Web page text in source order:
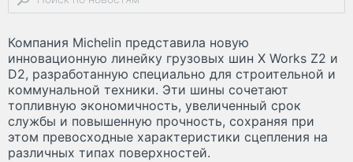
Компания Michelin представила новую
инновационную линейку грузовых шин X Works Z2 и
D2, разработанную специально для строительной и
коммунальной техники. Эти шины сочетают
топливную экономичность, увеличенный срок
службы и повышенную прочность, сохраняя при
этом превосходные характеристики сцепления на
различных типах поверхностей.